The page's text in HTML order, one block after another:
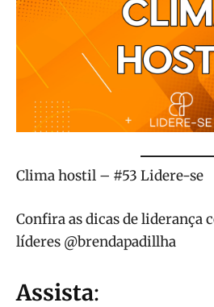
Clima hostil – #53 Lidere-se
Confira as dicas de liderança
líderes @brendapadillha
Assista: